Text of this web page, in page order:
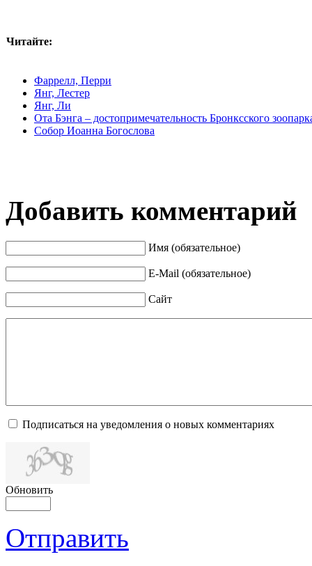
Читайте:
Фаррелл, Перри
Янг, Лестер
Янг, Ли
Ота Бэнга – достопримечательность Бронксского
Собор Иоанна Богослова
Добавить комментарий
Имя (обязательное)
E-Mail (обязательное)
Сайт
Подписаться на уведомления о новых комментариях
Обновить
Отправить